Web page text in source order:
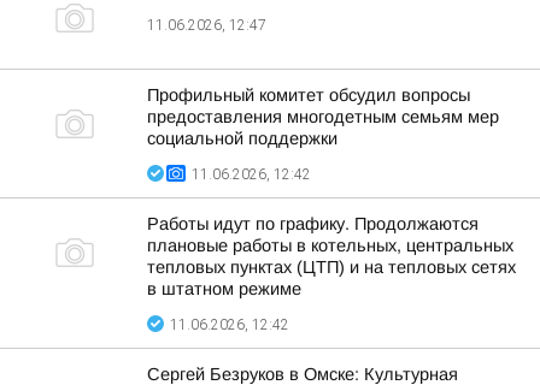
11.06.2026, 12:47
Профильный комитет обсудил вопросы
предоставления многодетным семьям мер
социальной поддержки
11.06.2026, 12:42
Работы идут по графику. Продолжаются
плановые работы в котельных, центральных
тепловых пунктах (ЦТП) и на тепловых сетях
в штатном режиме
11.06.2026, 12:42
Сергей Безруков в Омске: Культурная